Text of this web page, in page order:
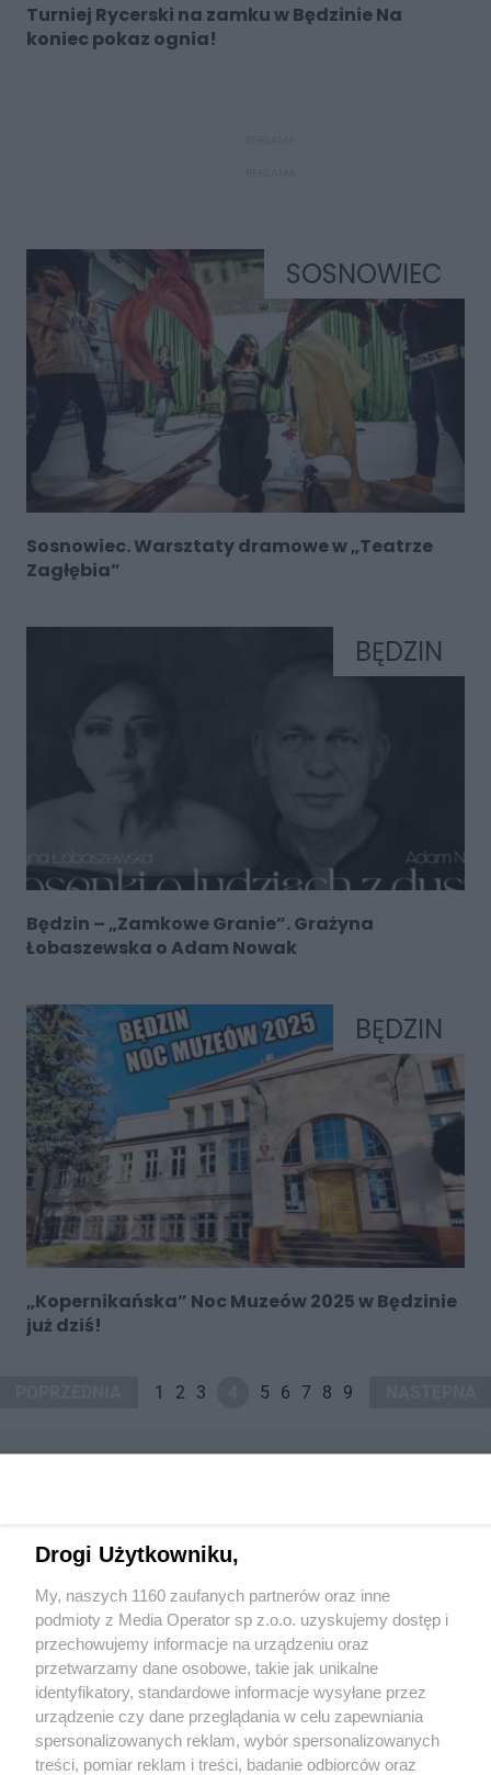
Turniej Rycerski na zamku w Będzinie Na
koniec pokaz ognia!
SOSNOWIEC
Sosnowiec. Warsztaty dramowe w „Teatrze
Zagłębia”
BĘDZIN
Będzin – „Zamkowe Granie”. Grażyna
Łobaszewska o Adam Nowak
BĘDZIN
„Kopernikańska” Noc Muzeów 2025 w Będzinie
już dziś!
1 2 3 5 6 7 8 9
Nie zapomnij
zapoznać się z:
polityką prywatności
Twojemiasto Skontakuj sięz nami
Drogi Użytkowniku,
My, naszych 1160 zaufanych partnerów oraz inne
podmioty z Media Operator sp z.o.o. uzyskujemy dostęp i
przechowujemy informacje na urządzeniu oraz
przetwarzamy dane osobowe, takie jak unikalne
identyfikatory, standardowe informacje wysyłane przez
urządzenie czy dane przeglądania w celu zapewniania
spersonalizowanych reklam, wybór spersonalizowanych
treści, pomiar reklam i treści, badanie odbiorców oraz